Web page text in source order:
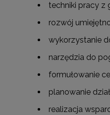
techniki pracy z
rozwój
wykorzystanie
narzędzia do
formułowanie
planowanie
realizacja